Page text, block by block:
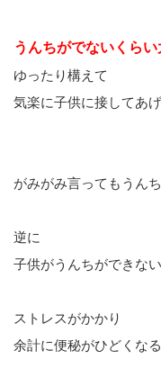
うんちがでないくら
ゆったり構えて
気楽に子供に接してあ
がみがみ言ってもうん
逆に
子供がうんちができな
ストレスがかかり
余計に便秘がひどくな